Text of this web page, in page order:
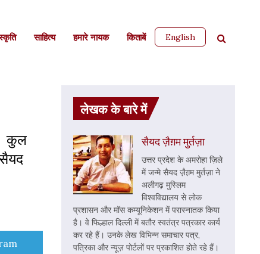
साहित्‍य हमारे नायक किताबें English
कुल
लेखक के बारे में
सैयद ज़ैग़म मुर्तज़ा
उत्तर प्रदेश के अमरोहा ज़िले
में जन्मे सैयद ज़ैग़़म मुर्तज़ा ने
अलीगढ़ मुस्लिम
विश्वविद्यालय से लोक
प्रशासन और मॉस कम्यूनिकेशन में परास्नातक किया
है। वे फिल्हाल दिल्ली में बतौर स्वतंत्र पत्रकार कार्य
कर रहे हैं। उनके लेख विभिन्न समाचार पत्र,
पत्रिका और न्यूज़ पोर्टलों पर प्रकाशित होते रहे हैं।